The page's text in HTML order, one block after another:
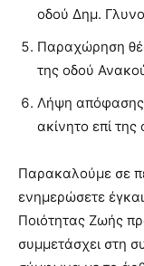
οδού Δημ.
Παραχώρηση
της οδού
Λήψη απόφασης
ακίνητο επί
Παρακαλούμε σε
ενημερώσετε
Ποιότητας Ζωής
συμμετάσχει στη